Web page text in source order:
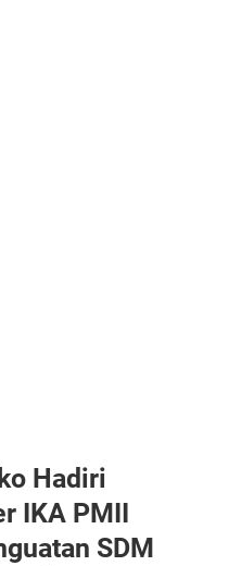
Hadiri
IKA PMII
SDM